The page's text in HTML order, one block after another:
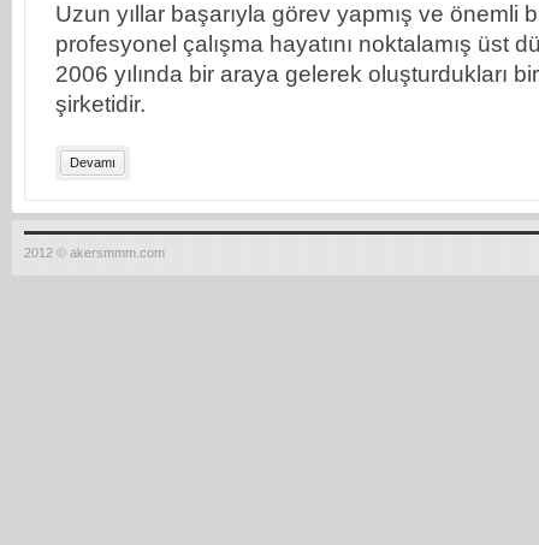
Uzun yıllar başarıyla görev yapmış ve önemli
profesyonel çalışma hayatını noktalamış üst
2006 yılında bir araya gelerek oluşturdukları
şirketidir.
Devamı
2012 © akersmmm.com